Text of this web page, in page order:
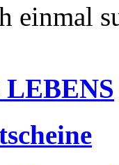
einmal